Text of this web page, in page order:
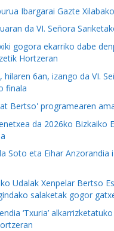
Ibargarai Gazte
da VI. Señora
gogora ekarriko dabe
Hortzeran
hilaren 6an, izango da VI.
finala
Bertso' programearen
da 2026ko Bizkaiko
Soto eta Eihar Anzorandia
Udalak Xenpelar Bertso
salaketak gogor
‘Txuria’